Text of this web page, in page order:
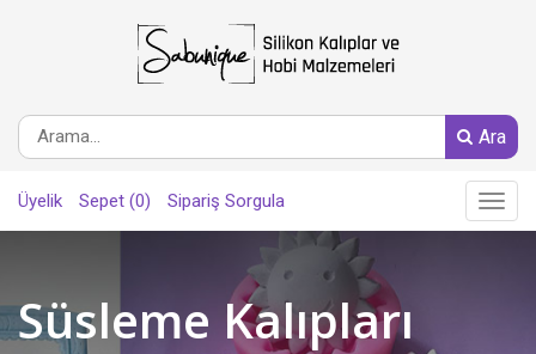
Ara
Üyelik Sepet (0) Sipariş Sorgula
Main
Menu
Süsleme Kalıpları